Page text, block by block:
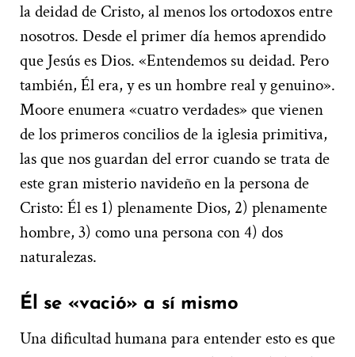
la deidad de Cristo, al menos los ortodoxos entre
nosotros. Desde el primer día hemos aprendido
que Jesús es Dios. «Entendemos su deidad. Pero
también, Él era, y es un hombre real y genuino».
Moore enumera «cuatro verdades» que vienen
de los primeros concilios de la iglesia primitiva,
las que nos guardan del error cuando se trata de
este gran misterio navideño en la persona de
Cristo: Él es 1) plenamente Dios, 2) plenamente
hombre, 3) como una persona con 4) dos
naturalezas.
Él se «vació» a sí mismo
Una dificultad humana para entender esto es que